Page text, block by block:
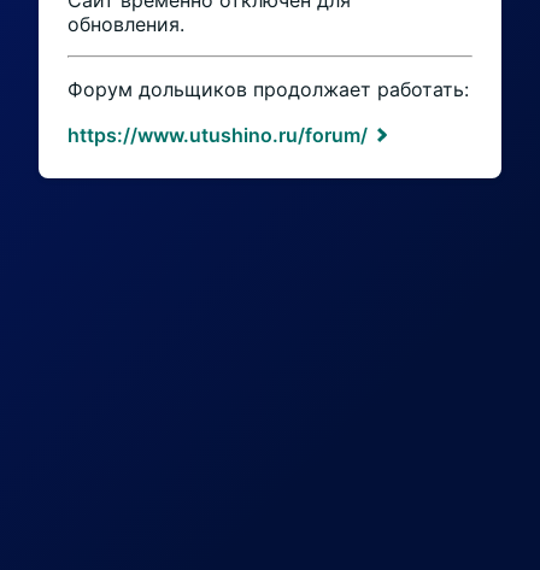
обновления.
Форум дольщиков продолжает работать:
https://www.utushino.ru/forum/